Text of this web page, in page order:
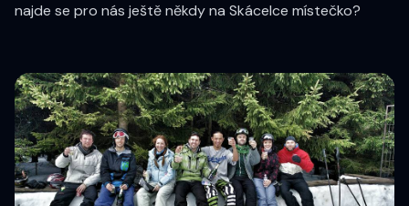
najde se pro nás ještě někdy na Skácelce místečko?